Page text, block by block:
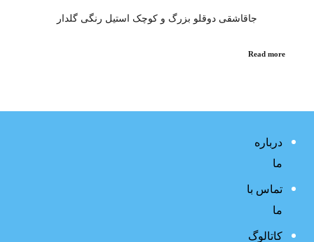
جاقاشقی دوقلو بزرگ و کوچک استیل رنگی گلدار
Read more
درباره
ما
تماس با
ما
کاتالوگ